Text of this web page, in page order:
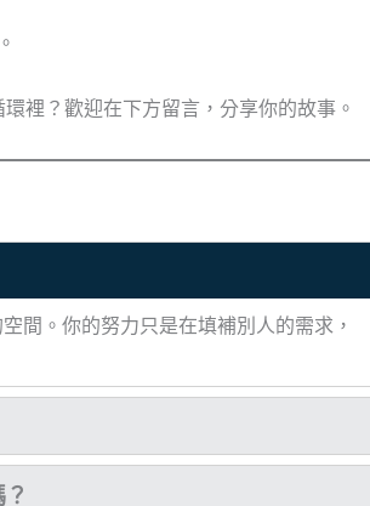
裡？歡迎在下方留言，分享你的故事。
間。你的努力只是在填補別人的需求，